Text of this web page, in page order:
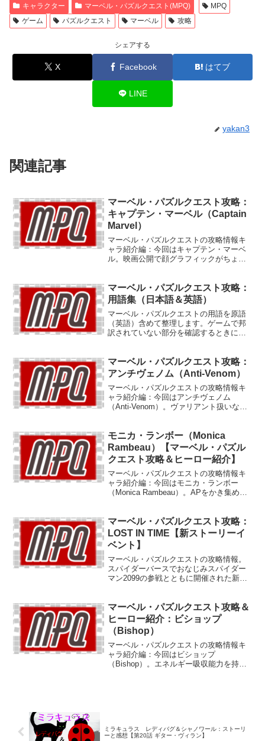
キャラクター マーベル・パズルクエスト(MPQ)
MPQ
ゲーム
パズルクエスト マーベル 攻略
シェアする
X Facebook はてブ
LINE
yakan3
関連記事
マーベル・パズルクエスト攻略：
キャプテン・マーベル（Captain
Marvel）
マーベル・パズルクエストの攻略情報キ
ャラ紹介編：今回はキャプテン・マーベ
ル。映画公開で顔グラフィックがちょっ
食らってみましょう。
マーベル・パズルクエスト攻略：
用語集（日本語＆英語）
マーベル・パズルクエストの用語を原語
（英語）含めて整理します。ゲームで邦
訳されていない部分を確認するときにも
マーベル・パズルクエスト攻略：
アンチヴェノム（Anti-Venom）
マーベル・パズルクエストの攻略情報キ
ャラ紹介編：今回はアンチヴェノム
（Anti-Venom）。ヴァリアント扱いなら
モニカ・ランボー（Monica
Rambeau）【マーベル・パズル
クエスト攻略＆ヒーロー紹介】
マーベル・パズルクエストの攻略情報キ
ャラ紹介編：今回はモニカ・ランボー
（Monica Rambeau）。APをかき集めて
マーベル・パズルクエスト攻略：
LOST IN TIME【新ストーリーイ
ベント】
マーベル・パズルクエストの攻略情報。
スパイダーバースでおなじみスパイダー
マン2099の参戦とともに開催された新イ
マーベル・パズルクエスト攻略＆
ヒーロー紹介：ビショップ
（Bishop）
マーベル・パズルクエストの攻略情報キ
ャラ紹介編：今回はビショップ
（Bishop）。エネルギー吸収能力を持つ
ミラキュラス レディバグ＆シャノワール：ストーリ
ーと感想【第20話 ギター・ヴィラン】